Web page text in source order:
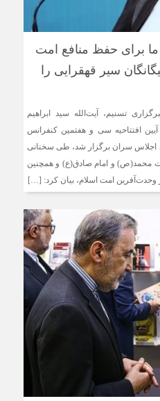
ما برای حفظ منافع امت
سیر قهقرایی را
تسنیم، آیت‌الله سید ابراهیم
افتتاحیه سی و هفتمین کنفرانس
اجلاس سران برگزار شد، طی سخنانی
محمد(ص) و امام صادق(ع) و همچنین
وحدت‌آفرین امت اسلام، بیان کرد: […]